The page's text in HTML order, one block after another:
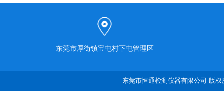
东莞市厚街镇宝屯村下屯管理区
东莞市恒通检测仪器有限公司 版